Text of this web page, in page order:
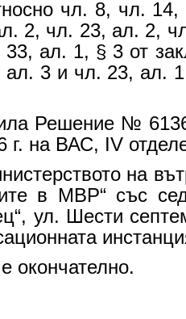
чл. 8, чл.
2, чл. 23, ал. 2,
ал. 1, § 3 от
ал. 3 и чл. 23, ал.
Решение №
на ВАС, IV
на
в МВР“ със
ул. Шести
окончателно.